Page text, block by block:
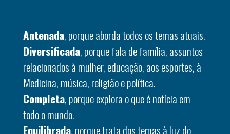
Antenada, porque aborda todos os temas atuais.
Diversificada, porque fala de família, assuntos
relacionados à mulher, educação, aos esportes, à
Medicina, música, religião e política.
Completa, porque explora o que é notícia em
todo o mundo.
Equilibrada, porque trata dos temas à luz do